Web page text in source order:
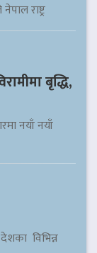
राष्ट्र
बृद्धि,
नयाँ नयाँ
विभिन्न